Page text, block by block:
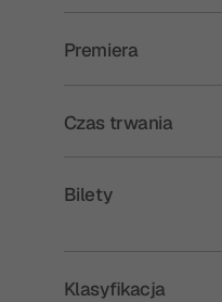
Premiera
Czas trwania
Bilety
Klasyfikacja